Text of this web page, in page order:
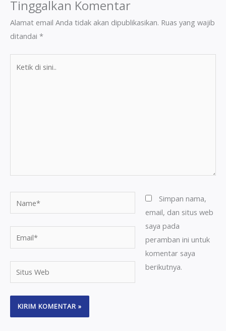
Tinggalkan Komentar
Alamat email Anda tidak akan dipublikasikan. Ruas yang wajib
ditandai *
Web
Simpan nama,
email, dan situs web
saya pada
peramban ini untuk
komentar saya
berikutnya.